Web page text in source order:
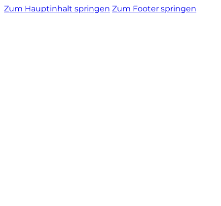
Zum Hauptinhalt springen Zum Footer springen